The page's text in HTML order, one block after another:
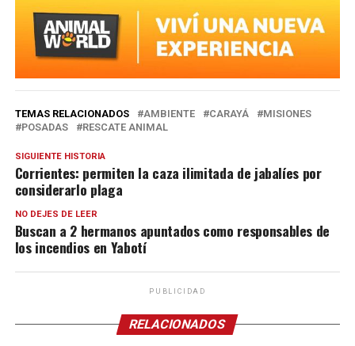
TEMAS RELACIONADOS AMBIENTE CARAYÁ
MISIONES
POSADAS
RESCATE ANIMAL
SIGUIENTE HISTORIA
Corrientes: permiten la caza ilimitada de jabalíes por
considerarlo plaga
NO DEJES DE LEER
Buscan a 2 hermanos apuntados como responsables de
los incendios en Yabotí
PUBLICIDAD
RELACIONADOS